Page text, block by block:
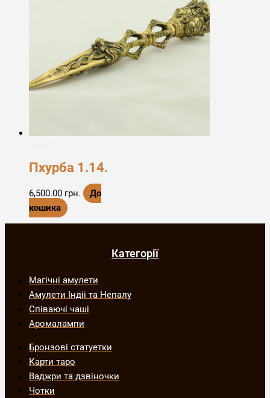
Пхурба 1.14.
6,500.00 грн.
До
кошика
Категорії
Магічні амулети
Амулети Індіі та Непалу
Співаючі чаші
Аромалампи
Бронзові статуетки
Карти таро
Ваджри та дзвіночки
Чотки